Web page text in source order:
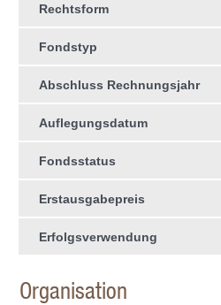
Rechtsform
Fondstyp
Abschluss Rechnungsjahr
Auflegungsdatum
Fondsstatus
Erstausgabepreis
Erfolgsverwendung
Organisation